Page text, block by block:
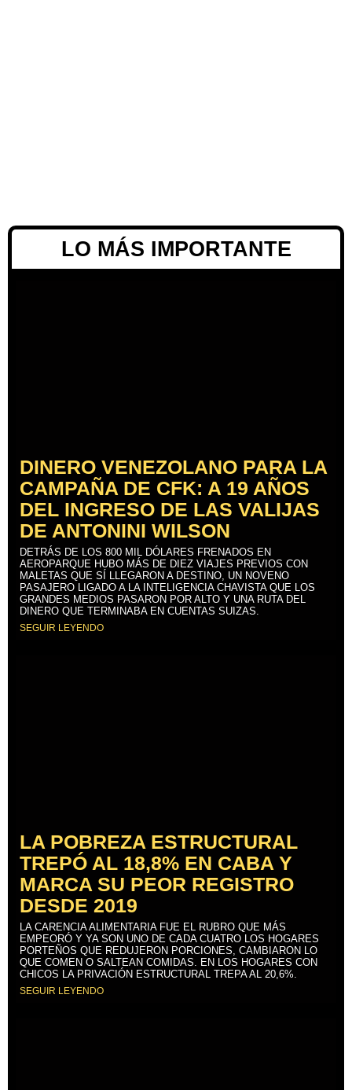
LO MÁS IMPORTANTE
DINERO VENEZOLANO PARA LA
CAMPAÑA DE CFK: A 19 AÑOS
DEL INGRESO DE LAS VALIJAS
DE ANTONINI WILSON
DETRÁS DE LOS 800 MIL DÓLARES FRENADOS EN
AEROPARQUE HUBO MÁS DE DIEZ VIAJES PREVIOS CON
MALETAS QUE SÍ LLEGARON A DESTINO, UN NOVENO
PASAJERO LIGADO A LA INTELIGENCIA CHAVISTA QUE LOS
GRANDES MEDIOS PASARON POR ALTO Y UNA RUTA DEL
DINERO QUE TERMINABA EN CUENTAS SUIZAS.
SEGUIR LEYENDO
LA POBREZA ESTRUCTURAL
TREPÓ AL 18,8% EN CABA Y
MARCA SU PEOR REGISTRO
DESDE 2019
LA CARENCIA ALIMENTARIA FUE EL RUBRO QUE MÁS
EMPEORÓ Y YA SON UNO DE CADA CUATRO LOS HOGARES
PORTEÑOS QUE REDUJERON PORCIONES, CAMBIARON LO
QUE COMEN O SALTEAN COMIDAS. EN LOS HOGARES CON
CHICOS LA PRIVACIÓN ESTRUCTURAL TREPA AL 20,6%.
SEGUIR LEYENDO